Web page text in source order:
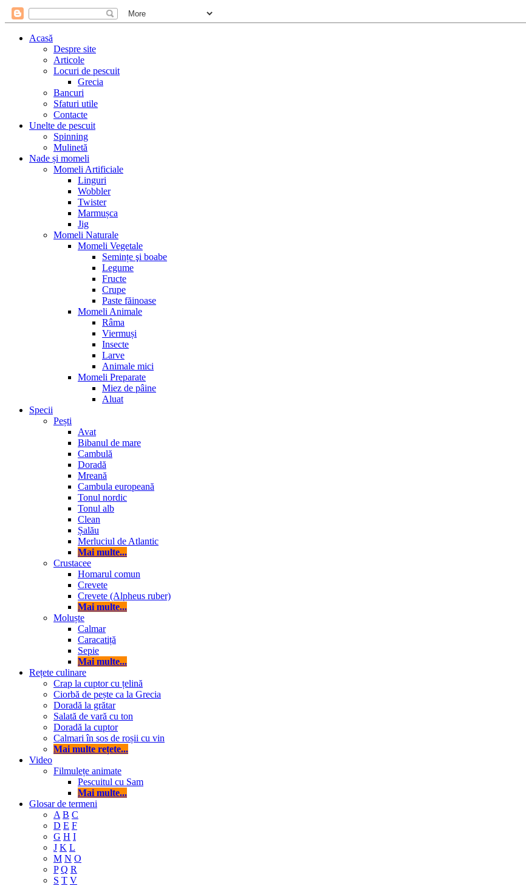
Acasă
Despre site
Articole
Locuri de pescuit
Grecia
Bancuri
Sfaturi utile
Contacte
Unelte de pescuit
Spinning
Mulinetă
Nade și momeli
Momeli Artificiale
Linguri
Wobbler
Twister
Marmușca
Jig
Momeli Naturale
Momeli Vegetale
Semințe şi boabe
Legume
Fructe
Crupe
Paste făinoase
Momeli Animale
Râma
Viermuși
Insecte
Larve
Animale mici
Momeli Preparate
Miez de pâine
Aluat
Specii
Pești
Avat
Bibanul de mare
Cambulă
Doradă
Mreană
Cambula europeană
Tonul nordic
Tonul alb
Clean
Șalău
Merluciul de Atlantic
Mai multe...
Crustacee
Homarul comun
Crevete
Crevete (Alpheus ruber)
Mai multe...
Moluște
Calmar
Caracatiță
Sepie
Mai multe...
Rețete culinare
Crap la cuptor cu țelină
Ciorbă de pește ca la Grecia
Doradă la grătar
Salată de vară cu ton
Doradă la cuptor
Calmari în sos de roșii cu vin
Mai multe rețete...
Video
Filmulețe animate
Pescuitul cu Sam
Mai multe...
Glosar de termeni
A B C
D E F
G H I
J K L
M N O
P Q R
S T V